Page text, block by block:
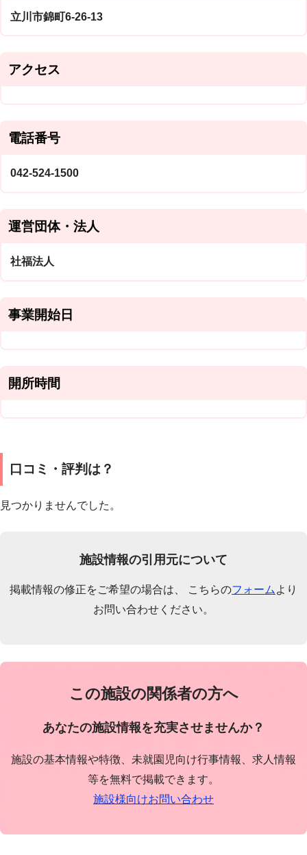
立川市錦町6-26-13
アクセス
電話番号
042-524-1500
運営団体・法人
社福法人
事業開始日
開所時間
口コミ・評判は？
見つかりませんでした。
施設情報の引用元について
掲載情報の修正をご希望の場合は、 こちらのフォーム より
お問い合わせください。
この施設の関係者の方へ
あなたの施設情報を充実させませんか？
施設の基本情報や特徴、未就園児向け行事情報、求人情報
等を無料で掲載できます。
施設様向けお問い合わせ